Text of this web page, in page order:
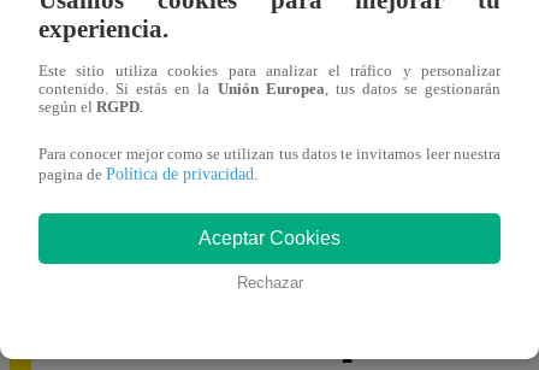
Muere exparticipante de La Voz Colombia
tras denunciar negligencia médica
La
experiencia.
Este sitio utiliza cookies para analizar el tráfico y personalizar
contenido. Si estás en la Unión Europea, tus datos se gestionarán
según el RGPD.
Para conocer mejor como se utilizan tus datos te invitamos leer nuestra
pagina de Política de privacidad.
Aceptar Cookies
Rechazar